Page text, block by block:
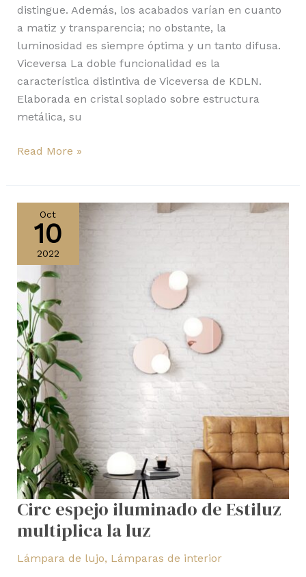
distingue. Además, los acabados varían en cuanto
a matiz y transparencia; no obstante, la
luminosidad es siempre óptima y un tanto difusa.
Viceversa La doble funcionalidad es la
característica distintiva de Viceversa de KDLN.
Elaborada en cristal soplado sobre estructura
metálica, su
Read More »
Oct
10
2022
Circ espejo iluminado de Estiluz
multiplica la luz
Lámpara de lujo, Lámparas de interior
espejo
iluminado
Estiluz
multiplica
la
luz